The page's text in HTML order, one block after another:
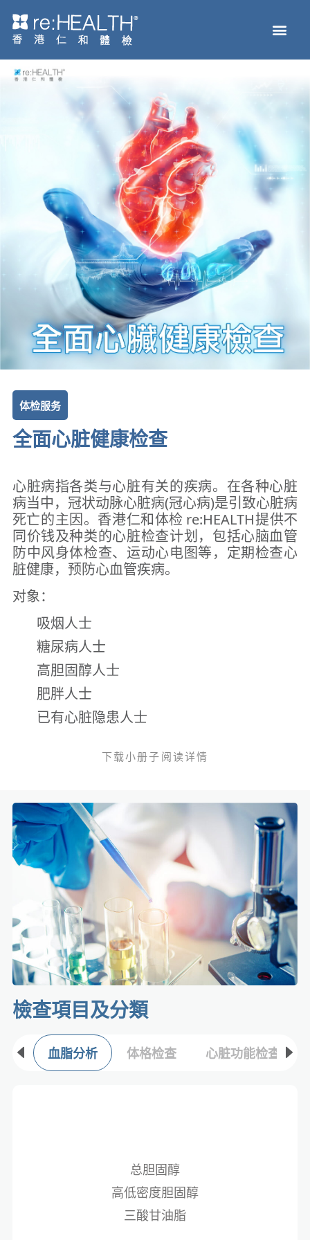
体检服务
全面心脏健康检查
心脏病指各类与心脏有关的疾病。在各种心脏
病当中，冠状动脉心脏病(冠心病)是引致心脏病
死亡的主因。香港仁和体检 re:HEALTH提供不
同价钱及种类的心脏检查计划，包括心脑血管
防中风身体检查、运动心电图等，定期检查心
脏健康，预防心血管疾病。
对象：
吸烟人士
糖尿病人士
高胆固醇人士
肥胖人士
已有心脏隐患人士
下载小册子阅读详情
檢查項目及分類​
血脂分析 体格检查 心脏功能检查
总胆固醇
高低密度胆固醇
三酸甘油脂